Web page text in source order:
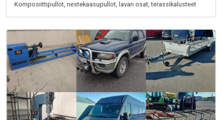
Komposiittipullot, nestekaasupullot, lavan osat, terassikalusteet